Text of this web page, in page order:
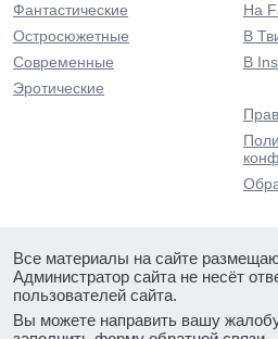
Фантастические
Остросюжетные
Современные
Эротические
На
В
В
Все материалы на сайте
Администратор сайта не несёт
пользователей сайта.
Вы можете направить вашу